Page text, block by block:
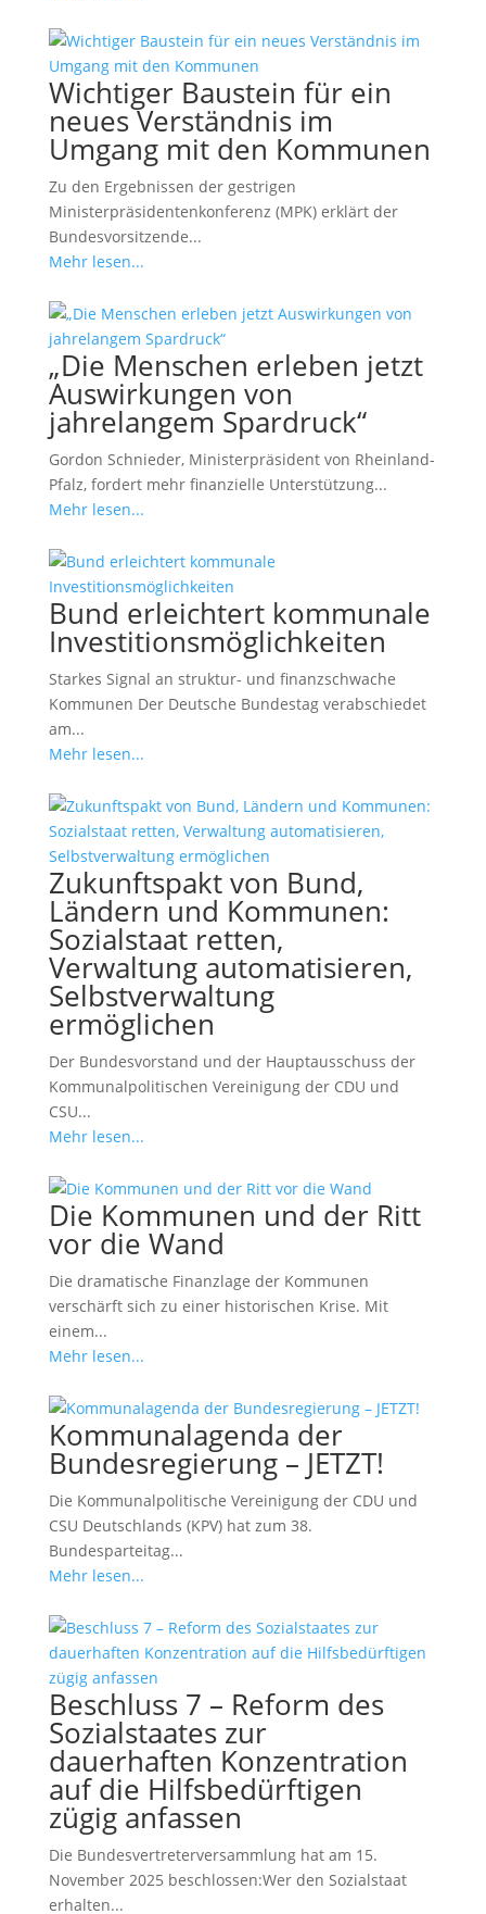
Wichtiger Baustein für ein
neues Verständnis im
Umgang mit den Kommunen
Zu den Ergebnissen der gestrigen
Ministerpräsidentenkonferenz (MPK) erklärt der
Bundesvorsitzende...
Mehr lesen...
„Die Menschen erleben jetzt
Auswirkungen von
jahrelangem Spardruck“
Gordon Schnieder, Ministerpräsident von Rheinland-
Pfalz, fordert mehr finanzielle Unterstützung...
Mehr lesen...
Bund erleichtert kommunale
Investitionsmöglichkeiten
Starkes Signal an struktur- und finanzschwache
Kommunen Der Deutsche Bundestag verabschiedet
am...
Mehr lesen...
Zukunftspakt von Bund,
Ländern und Kommunen:
Sozialstaat retten,
Verwaltung automatisieren,
Selbstverwaltung
ermöglichen
Der Bundesvorstand und der Hauptausschuss der
Kommunalpolitischen Vereinigung der CDU und
CSU...
Mehr lesen...
Die Kommunen und der Ritt
vor die Wand
Die dramatische Finanzlage der Kommunen
verschärft sich zu einer historischen Krise. Mit
einem...
Mehr lesen...
Kommunalagenda der
Bundesregierung – JETZT!
Die Kommunalpolitische Vereinigung der CDU und
CSU Deutschlands (KPV) hat zum 38.
Bundesparteitag...
Mehr lesen...
Beschluss 7 – Reform des
Sozialstaates zur
dauerhaften Konzentration
auf die Hilfsbedürftigen
zügig anfassen
Die Bundesvertreterversammlung hat am 15.
November 2025 beschlossen:Wer den Sozialstaat
erhalten...